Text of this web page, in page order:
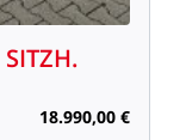
SITZH.
18.990,00 €